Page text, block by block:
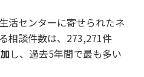
活センターに寄せられたネ
相談件数は、273,271件
し、過去5年間で最も多い